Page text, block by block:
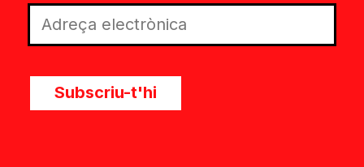
Subscriu-t'hi